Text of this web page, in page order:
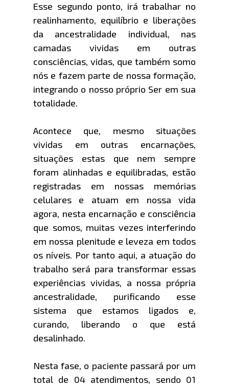
Esse segundo ponto, irá trabalhar no
realinhamento, equilíbrio e liberações
da ancestralidade individual, nas
camadas vividas em outras
consciências, vidas, que também somo
nós e fazem parte de nossa formação,
integrando o nosso próprio Ser em sua
totalidade.
Acontece que, mesmo situações
vividas em outras encarnações,
situações estas que nem sempre
foram alinhadas e equilibradas, estão
registradas em nossas memórias
celulares e atuam em nossa vida
agora, nesta encarnação e consciência
que somos, muitas vezes interferindo
em nossa plenitude e leveza em todos
os níveis. Por tanto aqui, a atuação do
trabalho será para transformar essas
experiências vividas, a nossa própria
ancestralidade, purificando esse
sistema que estamos ligados e,
curando, liberando o que está
desalinhado.
Nesta fase, o paciente passará por um
total de 04 atendimentos, sendo 01